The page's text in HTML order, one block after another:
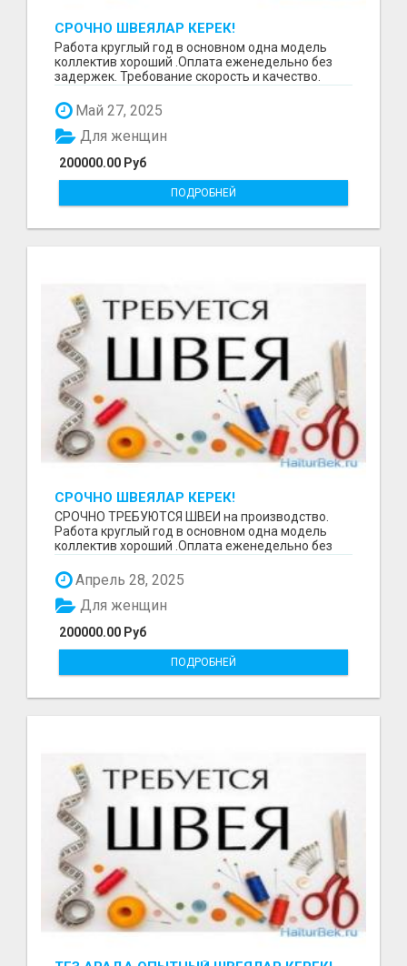
СРОЧНО ШВЕЯЛАР КЕРЕК!
Работа круглый год в основном одна модель
коллектив хороший .Оплата еженедельно без
задержек. Требование скорость и качество.
Май 27, 2025
200000.00 Руб
Для женщин
ПОДРОБНЕЙ
СРОЧНО ШВЕЯЛАР КЕРЕК!
СРОЧНО ТРЕБУЮТСЯ ШВЕИ на производство.
Работа круглый год в основном одна модель
коллектив хороший .Оплата еженедельно без
Апрель 28, 2025
200000.00 Руб
Для женщин
ПОДРОБНЕЙ